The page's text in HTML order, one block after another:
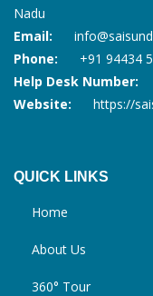
Nadu
Email:
Phone:
+91 94434
Help Desk Number:
Website:
https://
QUICK LINKS
Home
About Us
360° Tour